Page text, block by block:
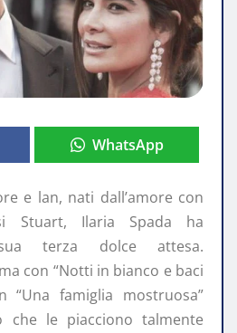
WhatsApp
e lan, nati dall’amore con
Stuart, Ilaria Spada ha
terza dolce attesa.
con “Notti in bianco e baci
“Una famiglia mostruosa”
che le piacciono talmente